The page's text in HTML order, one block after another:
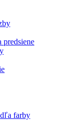
predsiene
farby